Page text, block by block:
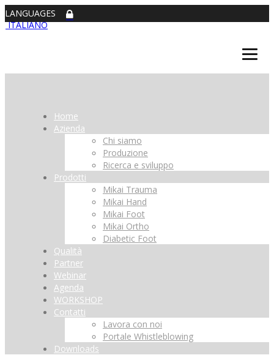
LANGUAGES
ITALIANO
Home
Azienda
Chi siamo
Produzione
Ricerca e sviluppo
Prodotti
Mikai Trauma
Mikai Hand
Mikai Foot
Mikai Ortho
Diabetic Foot
Qualità
Partner
Webinar
Agenda
WORKSHOP
Contatti
Lavora con noi
Portale Whistleblowing
Downloads